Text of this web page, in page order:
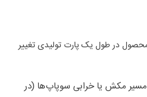
در طول یک پارت تولیدی تغییر
مسیر مکش یا خرابی سوپاپ‌ها (در